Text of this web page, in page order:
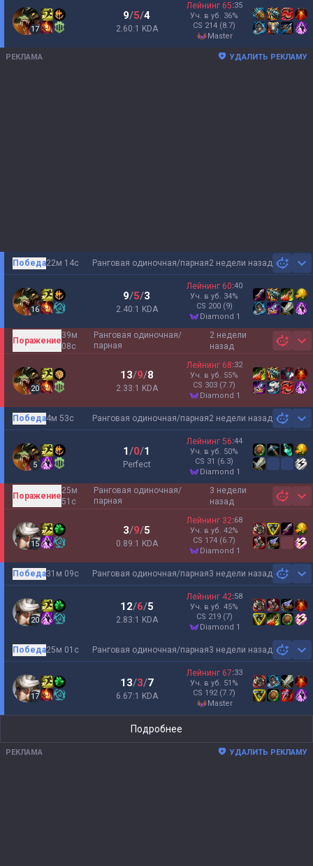
17
9/5/4
2.60:1 KDA
Лейнинг 65:35
Уч. в уб. 36%
CS 214 (8.7)
master
РЕКЛАМА УДАЛИТЬ РЕКЛАМУ
Ранговая одиночная/парная2 недели назад
Победа22м 14с
16
9/5/3
2.40:1 KDA
Лейнинг 60:40
Уч. в уб. 34%
CS 200 (9)
diamond 1
Ранговая одиночная/
парная
2 недели
назад
Поражение
39м
08с
20
13/9/8
2.33:1 KDA
Лейнинг 68:32
Уч. в уб. 55%
CS 303 (7.7)
diamond 1
Ранговая одиночная/парная2 недели назад
Победа4м 53с
5
1/0/1
Perfect
Лейнинг 56:44
Уч. в уб. 50%
CS 31 (6.3)
diamond 1
Ранговая одиночная/
парная
3 недели
назад
Поражение
25м
51с
15
3/9/5
0.89:1 KDA
Лейнинг 32:68
Уч. в уб. 42%
CS 174 (6.7)
diamond 1
Ранговая одиночная/парная3 недели назад
Победа31м 09с
20
12/6/5
2.83:1 KDA
Лейнинг 42:58
Уч. в уб. 45%
CS 219 (7)
diamond 1
Ранговая одиночная/парная3 недели назад
Победа25м 01с
17
13/3/7
6.67:1 KDA
Лейнинг 67:33
Уч. в уб. 51 %
CS 192 (7.7)
master
Подробнее
РЕКЛАМА УДАЛИТЬ РЕКЛАМУ